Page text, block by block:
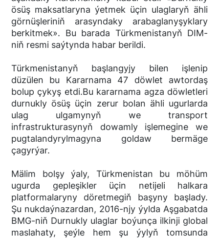
ösüş maksatlaryna ýetmek üçin ulaglaryň ähli
görnüşleriniň arasyndaky arabaglanyşyklary
berkitmek». Bu barada Türkmenistanyň DIM-
niň resmi saýtynda habar berildi.
Türkmenistanyň başlangyjy bilen işlenip
düzülen bu Kararnama 47 döwlet awtordaş
bolup çykyş etdi.Bu kararnama agza döwletleri
durnukly ösüş üçin zerur bolan ähli ugurlarda
ulag ulgamynyň we transport
infrastrukturasynyň dowamly işlemegine we
pugtalandyrylmagyna goldaw bermäge
çagyrýar.
Mälim bolşy ýaly, Türkmenistan bu möhüm
ugurda gepleşikler üçin netijeli halkara
platformalaryny döretmegiň başyny başlady.
Şu nukdaýnazardan, 2016-njy ýylda Aşgabatda
BMG-niň Durnukly ulaglar boýunça ilkinji global
maslahaty, şeýle hem şu ýylyň tomsunda